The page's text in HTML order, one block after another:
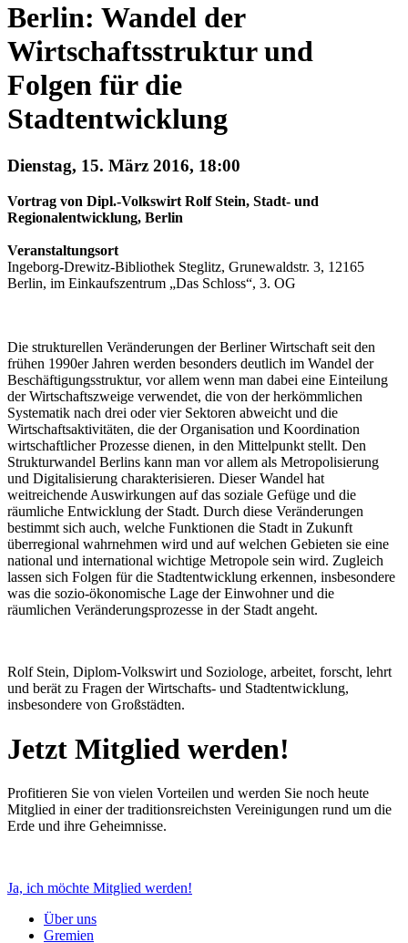
Berlin: Wandel der
Wirtschaftsstruktur und
Folgen für die
Stadtentwicklung
Dienstag, 15. März 2016, 18:00
Vortrag von Dipl.-Volkswirt Rolf Stein, Stadt- und
Regionalentwicklung, Berlin
Veranstaltungsort
Ingeborg-Drewitz-Bibliothek Steglitz, Grunewaldstr. 3, 12165
Berlin, im Einkaufszentrum „Das Schloss“, 3. OG
Die strukturellen Veränderungen der Berliner Wirtschaft seit den
frühen 1990er Jahren werden besonders deutlich im Wandel der
Beschäftigungsstruktur, vor allem wenn man dabei eine Einteilung
der Wirtschaftszweige verwendet, die von der herkömmlichen
Systematik nach drei oder vier Sektoren abweicht und die
Wirtschaftsaktivitäten, die der Organisation und Koordination
wirtschaftlicher Prozesse dienen, in den Mittelpunkt stellt. Den
Strukturwandel Berlins kann man vor allem als Metropolisierung
und Digitalisierung charakterisieren. Dieser Wandel hat
weitreichende Auswirkungen auf das soziale Gefüge und die
räumliche Entwicklung der Stadt. Durch diese Veränderungen
bestimmt sich auch, welche Funktionen die Stadt in Zukunft
überregional wahrnehmen wird und auf welchen Gebieten sie eine
national und international wichtige Metropole sein wird. Zugleich
lassen sich Folgen für die Stadtentwicklung erkennen, insbesondere
was die sozio-ökonomische Lage der Einwohner und die
räumlichen Veränderungsprozesse in der Stadt angeht.
Rolf Stein, Diplom-Volkswirt und Soziologe, arbeitet, forscht, lehrt
und berät zu Fragen der Wirtschafts- und Stadtentwicklung,
insbesondere von Großstädten.
Jetzt Mitglied werden!
Profitieren Sie von vielen Vorteilen und werden Sie noch heute
Mitglied in einer der traditionsreichsten Vereinigungen rund um die
Erde und ihre Geheimnisse.
Ja, ich möchte Mitglied werden!
Über uns
Gremien